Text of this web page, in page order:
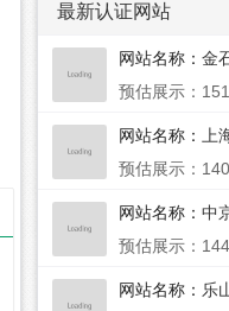
最新认证网站
网站名称： 金
预估展示：
网站名称：
上
预估展示：
网站名称： 中
预估展示：
网站名称： 乐